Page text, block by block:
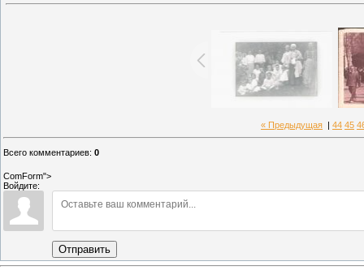
« Предыдущая 44 45
Всего комментариев: 0
ComForm">
Войдите:
Отправить